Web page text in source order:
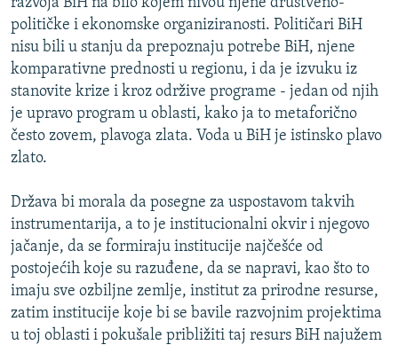
političke i ekonomske organiziranosti. Političari BiH
nisu bili u stanju da prepoznaju potrebe BiH, njene
komparativne prednosti u regionu, i da je izvuku iz
stanovite krize i kroz održive programe - jedan od njih
je upravo program u oblasti, kako ja to metaforično
često zovem, plavoga zlata. Voda u BiH je istinsko plavo
zlato.
Država bi morala da posegne za uspostavom takvih
instrumentarija, a to je institucionalni okvir i njegovo
jačanje, da se formiraju institucije najčešće od
postojećih koje su razuđene, da se napravi, kao što to
imaju sve ozbiljne zemlje, institut za prirodne resurse,
zatim institucije koje bi se bavile razvojnim projektima
u toj oblasti i pokušale približiti taj resurs BiH najužem